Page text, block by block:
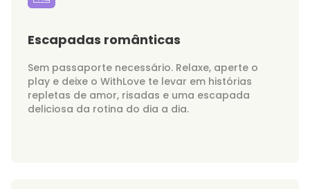
Escapadas românticas
Sem passaporte necessário. Relaxe, aperte o
play e deixe o WithLove te levar em histórias
repletas de amor, risadas e uma escapada
deliciosa da rotina do dia a dia.